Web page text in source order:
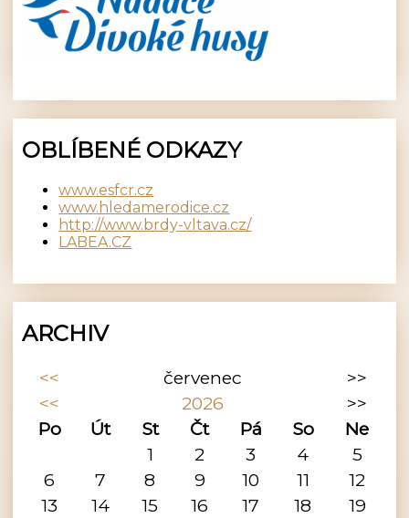
OBLÍBENÉ ODKAZY
www.esfcr.cz
www.hledamerodice.cz
http://www.brdy-vltava.cz/
LABEA.CZ
ARCHIV
<< červenec
>>
<<
2026
>>
Po
Út St Čt Pá So
Ne
1
2 3 4
5
6
7 8 9 10 11
12
13
14 15 16 17 18
19